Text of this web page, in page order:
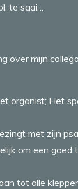
te saai…
over mijn
organist; Het
met zijn
om een goed
tot alle